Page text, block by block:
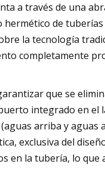
a través de una
de
la tecnología
completamente
que se
integrado en el
arriba y
exclusiva del
en la tubería, lo